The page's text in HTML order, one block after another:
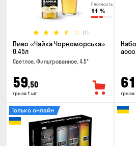
Плотность
11 %
(1)
Пиво «Чайка Чорноморська»
0.45л
Светлое, Фильтрованное, 4.5°
59,50
грн за 1 шт грн за
Только онлайн